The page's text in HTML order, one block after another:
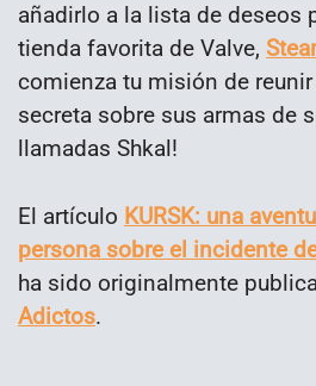
añadirlo a la lista de deseos
tienda favorita de Valve,
comienza tu misión de
secreta sobre sus armas de
llamadas Shkal!
El artículo KURSK: una
persona sobre el incidente
ha sido originalmente
Adictos.